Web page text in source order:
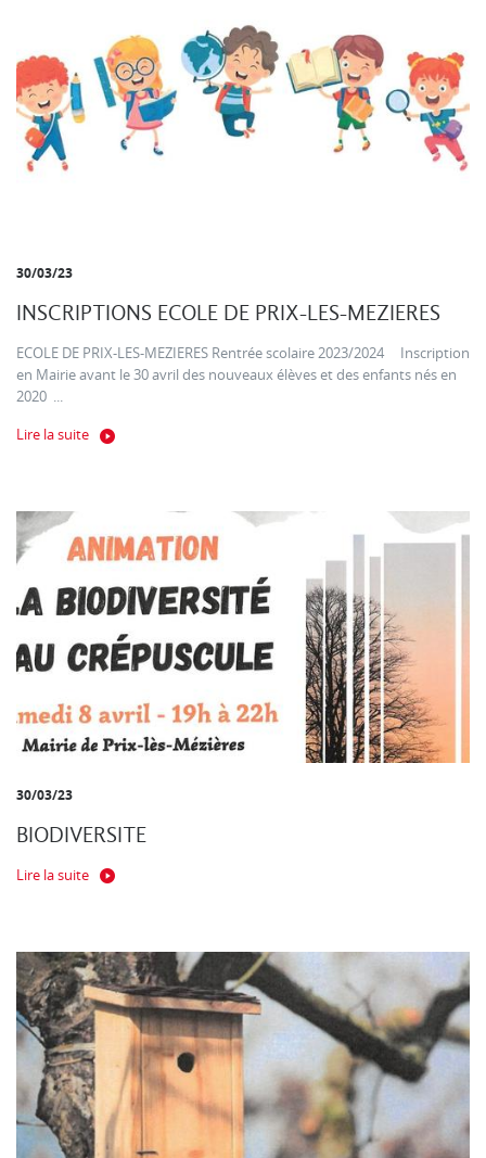
30/03/23
INSCRIPTIONS ECOLE DE PRIX-LES-MEZIERES
ECOLE DE PRIX-LES-MEZIERES Rentrée scolaire 2023/2024 Inscription
en Mairie avant le 30 avril des nouveaux élèves et des enfants nés en
2020 ...
Lire la suite
30/03/23
BIODIVERSITE
Lire la suite